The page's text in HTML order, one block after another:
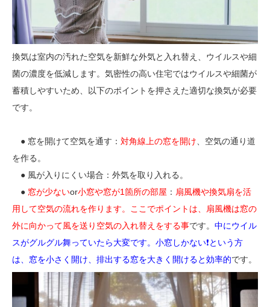
換気は室内の汚れた空気を新鮮な外気と入れ替え、ウイルスや細
菌の濃度を低減します。気密性の高い住宅ではウイルスや細菌が
蓄積しやすいため、以下のポイントを押さえた適切な換気が必要
です。
● 窓を開けて空気を通す： 対角線上の窓を開け 、空気の通り道
を作る。
● 風が入りにくい場合：外気を取り入れる。
● 窓が少ないor小窓や窓が1箇所の部屋 ： 扇風機や換気扇を活
用して空気の流れを作ります。ここでポイントは、扇風機は窓の
外に向かって風を送り空気の入れ替えをする事です。 中にウイル
スがグルグル舞っていたら大変です。小窓しかない❗️という方
は、窓を小さく開け、排出する窓を大きく開けると効率的です。